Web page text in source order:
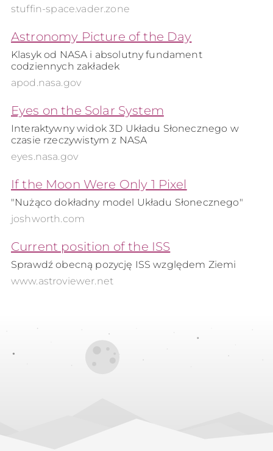
stuffin-space.vader.zone
Astronomy Picture of the Day
Klasyk od NASA i absolutny fundament
codziennych zakładek
apod.nasa.gov
Eyes on the Solar System
Interaktywny widok 3D Układu Słonecznego w
czasie rzeczywistym z NASA
eyes.nasa.gov
If the Moon Were Only 1 Pixel
"Nużąco dokładny model Układu Słonecznego"
joshworth.com
Current position of the ISS
Sprawdź obecną pozycję ISS względem Ziemi
www.astroviewer.net